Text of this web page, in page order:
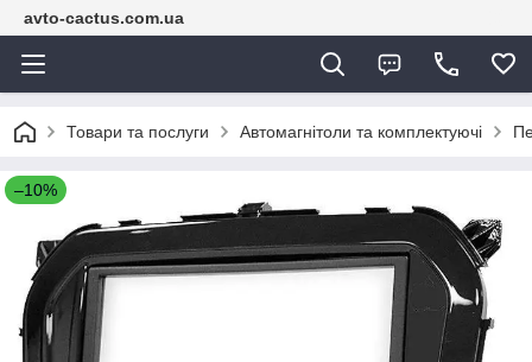
avto-cactus.com.ua
Товари та послуги Автомагнітоли та комплектуючі
–10%